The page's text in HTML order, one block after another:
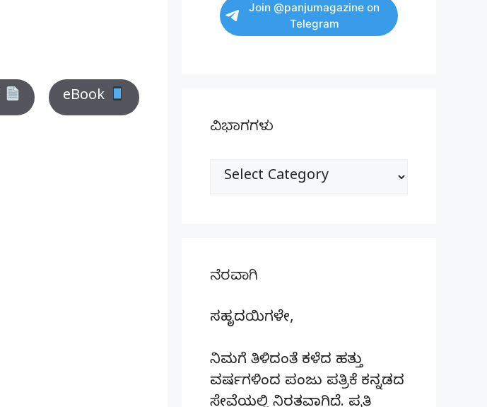
eBook
Join @panjumagazine on
Telegram
ವಿಭಾಗಗಳು
ವಿಭಾಗಗಳು
ನೆರವಾಗಿ
ಸಹೃದಯಿಗಳೇ,
ನಿಮಗೆ ತಿಳಿದಂತೆ ಕಳೆದ ಹತ್ತು
ವರ್ಷಗಳಿಂದ ಪಂಜು ಪತ್ರಿಕೆ ಕನ್ನಡದ